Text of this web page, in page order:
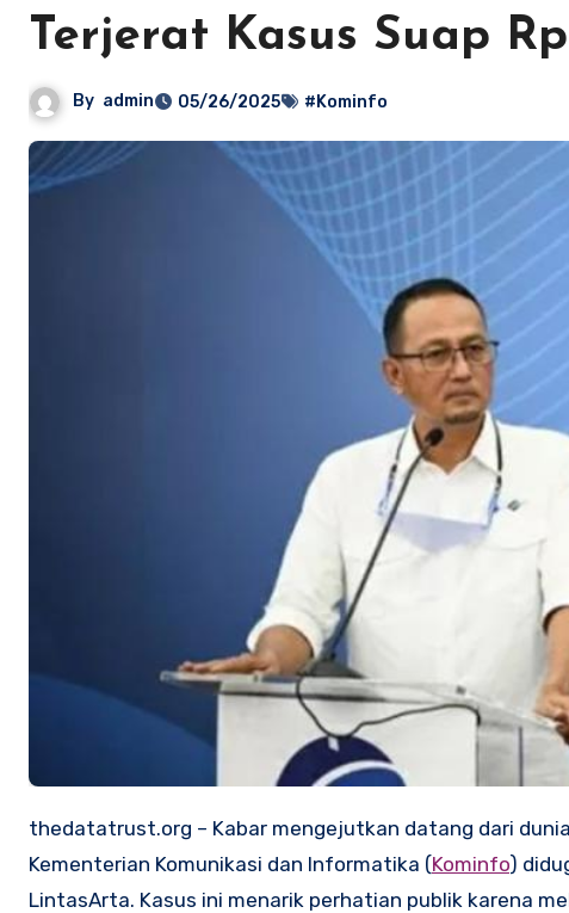
Terjerat Kasus Suap
By admin 05/26/2025 #Kominfo
thedatatrust.org – Kabar mengejutkan datang dari dunia pemerintahan dan teknologi informasi. Dua mantan pejabat
Kementerian Komunikasi dan Informatika (Kominfo)
LintasArta. Kasus ini menarik perhatian publik karena